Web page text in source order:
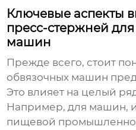
Ключевые аспекты
пресс-стержней
машин
Прежде всего, стоит
обвязочных машин
Это влияет на целый
Например, для машин,
пищевой